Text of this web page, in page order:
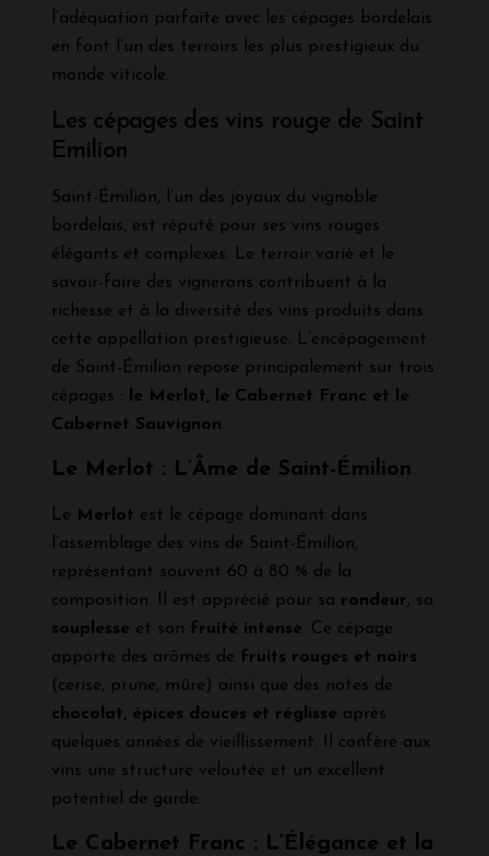
l’adéquation parfaite avec les cépages bordelais
en font l’un des terroirs les plus prestigieux du
monde viticole.
Les cépages des vins rouge de Saint
Emilion
Saint-Émilion, l’un des joyaux du vignoble
bordelais, est réputé pour ses vins rouges
élégants et complexes. Le terroir varié et le
savoir-faire des vignerons contribuent à la
richesse et à la diversité des vins produits dans
cette appellation prestigieuse. L’encépagement
de Saint-Émilion repose principalement sur trois
cépages :
le Merlot, le Cabernet Franc et le
Cabernet Sauvignon.
Le Merlot : L’Âme de Saint-Émilion
Le Merlot est le cépage dominant dans
l’assemblage des vins de Saint-Émilion,
représentant souvent 60 à 80 % de la
composition. Il est apprécié pour sa rondeur, sa
souplesse et son fruité intense. Ce cépage
apporte des arômes de fruits rouges et noirs
(cerise, prune, mûre) ainsi que des notes de
chocolat, épices douces et réglisse après
quelques années de vieillissement. Il confère aux
vins une structure veloutée et un excellent
potentiel de garde.
Le Cabernet Franc : L’Élégance et la